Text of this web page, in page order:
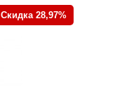
Скидка 28,97%